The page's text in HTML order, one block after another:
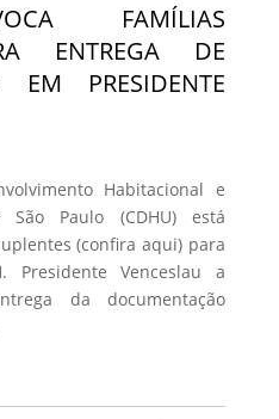
FAMÍLIAS
ENTREGA DE
EM PRESIDENTE
Habitacional e
Paulo (CDHU) está
(confira aqui) para
Presidente Venceslau a
da documentação